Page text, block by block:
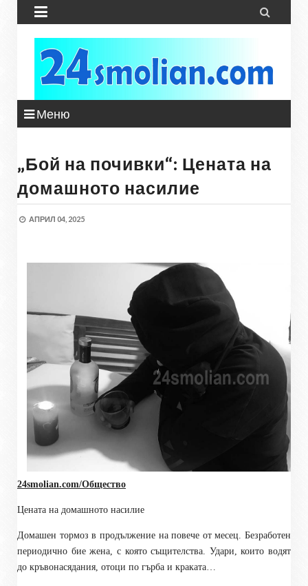
 
Меню
„Бой на почивки“: Цената на
домашното насилие
АПРИЛ 04, 2025
24smolian.com/Общество
Цената на домашното насилие
Домашен тормоз в продължение на повече от месец. Безработен
периодично бие жена, с която същителства. Удари, които водят
до кръвонасядания, отоци по гърба и краката…